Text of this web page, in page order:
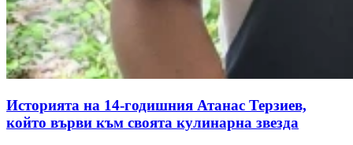
Историята на 14-годишния Атанас Терзиев,
който върви към своята кулинарна звезда